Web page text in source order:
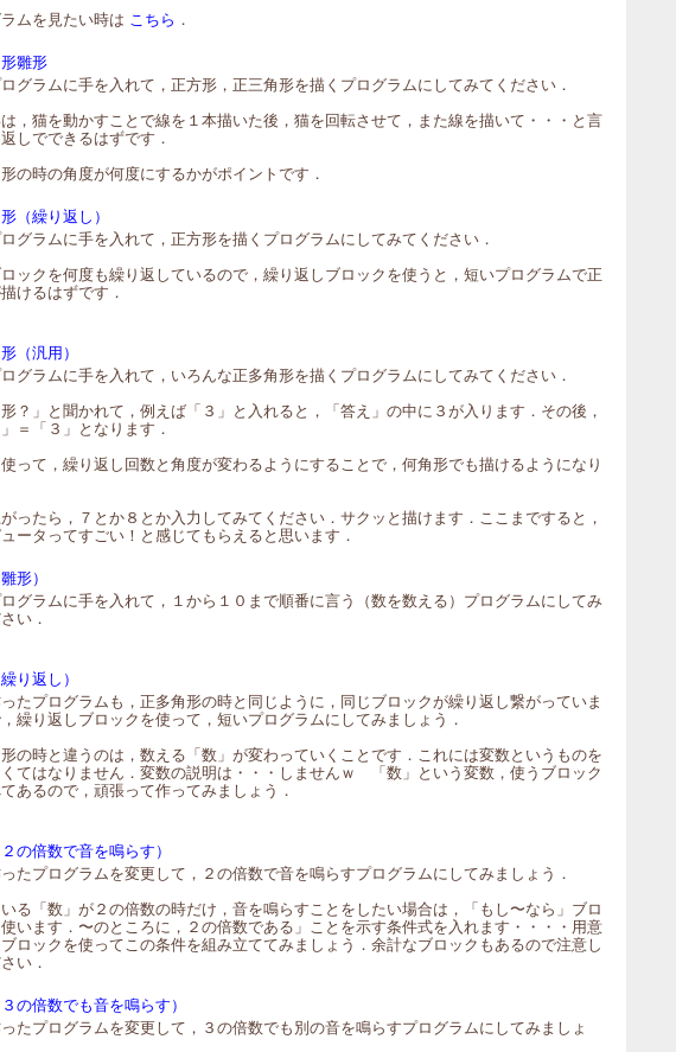
ムを見たい時は こちら ．
雛形
グラムに手を入れて，正方形，正三角形を描くプログラムにしてみてください．
，猫を動かすことで線を１本描いた後，猫を回転させて，また線を描いて・・・と言
しでできるはずです．
の時の角度が何度にするかがポイントです．
（繰り返し）
グラムに手を入れて，正方形を描くプログラムにしてみてください．
ックを何度も繰り返しているので，繰り返しブロックを使うと，短いプログラムで正
けるはずです．
（汎用）
グラムに手を入れて，いろんな正多角形を描くプログラムにしてみてください．
形？」と聞かれて，例えば「３」と入れると，「答え」の中に３が入ります．その後，
」＝「３」となります．
って，繰り返し回数と角度が変わるようにすることで，何角形でも描けるようになり
ったら，７とか８とか入力してみてください．サクッと描けます．ここまですると，
ータってすごい！と感じてもらえると思います．
形）
グラムに手を入れて，１から１０まで順番に言う（数を数える）プログラムにしてみ
い．
り返し）
たプログラムも，正多角形の時と同じように，同じブロックが繰り返し繋がっていま
繰り返しブロックを使って，短いプログラムにしてみましょう．
の時と違うのは，数える「数」が変わっていくことです．これには変数というものを
てはなりません．変数の説明は・・・しませんｗ 「数」という変数，使うブロック
あるので，頑張って作ってみましょう．
の倍数で音を鳴らす）
たプログラムを変更して，２の倍数で音を鳴らすプログラムにしてみましょう．
る「数」が２の倍数の時だけ，音を鳴らすことをしたい場合は，「もし〜なら」ブロ
います．〜のところに，２の倍数である」ことを示す条件式を入れます・・・・用意
ロックを使ってこの条件を組み立ててみましょう．余計なブロックもあるので注意し
い．
の倍数でも音を鳴らす）
たプログラムを変更して，３の倍数でも別の音を鳴らすプログラムにしてみましょ